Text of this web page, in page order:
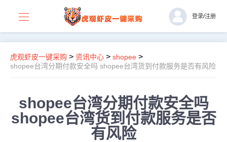
登录/注册
虎观虾皮一键采购 > 资讯中心 > shopee >
shopee台湾分期付款安全吗 shopee台湾货到付款服务是否有风险
shopee台湾分期付款安全吗
shopee台湾货到付款服务是否
有风险